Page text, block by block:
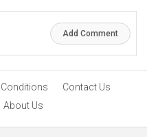
Add Comment
Contact Us
About Us